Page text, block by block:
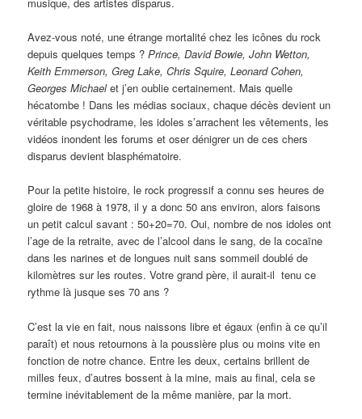
Avez-vous noté, une étrange mortalité chez les icônes du rock
depuis quelques temps ?Prince, David Bowie, John Wetton,
Keith Emmerson, Greg Lake, Chris Squire, Leonard Cohen,
Georges Michaelet j’en oublie certainement. Mais quelle
hécatombe ! Dans les médias sociaux, chaque décès devient un
véritable psychodrame, les idoles s’arrachent les vêtements, les
vidéos inondent les forums et oser dénigrer un de ces chers
disparus devient blasphématoire.
Pour la petite histoire, le rock progressif a connu ses heures de
gloire de 1968 à 1978, il y a donc 50 ans environ, alors faisons
un petit calcul savant : 50+20=70. Oui, nombre de nos idoles ont
l’age de la retraite, avec de l’alcool dans le sang, de la cocaïne
dans les narines et de longues nuit sans sommeil doublé de
kilomètres sur les routes. Votre grand père, il aurait-il tenu ce
rythme là jusque ses 70 ans ?
C’est la vie en fait, nous naissons libre et égaux (enfin à ce qu’il
paraît) et nous retournons à la poussière plus ou moins vite en
fonction de notre chance. Entre les deux, certains brillent de
milles feux, d’autres bossent à la mine, mais au final, cela se
termine inévitablement de la même manière, par la mort.